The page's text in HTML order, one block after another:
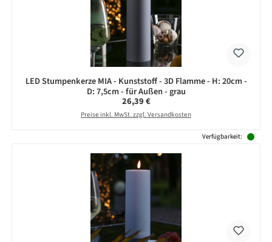
LED Stumpenkerze MIA - Kunststoff - 3D Flamme - H: 20cm -
D: 7,5cm - für Außen - grau
Regulärer Preis:
26,39 €
Preise inkl. MwSt. zzgl. Versandkosten
Verfügbarkeit: